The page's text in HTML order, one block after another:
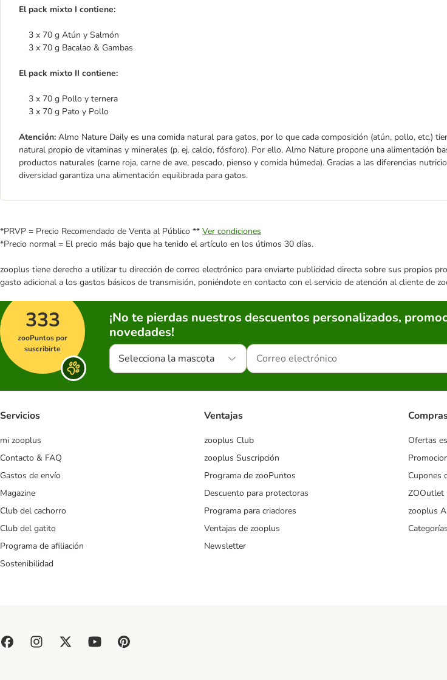
El pack mixto I contiene:
3 x 70 g Atún y Salmón
3 x 70 g Bacalao & Gambas
El pack mixto II contiene:
3 x 70 g Pollo y ternera
3 x 70 g Pato y Pollo
Atención: Almo Nature Daily es una comida natural para gatos, por lo que cada composición (atún, pollo, etc.)
natural propio de vitaminas y minerales (p. ej. calcio, fósforo). Por ello, Almo Nature propone una alimentación
productos naturales (carne roja, carne de ave, pescado, pienso y comida húmeda). Gracias a las diferencias
diversidad garantiza una alimentación equilibrada para gatos.
*PRVP = Precio Recomendado de Venta al Público ** Ver condiciones
*Precio normal = El precio más bajo que ha tenido el artículo en los útimos 30 días.
zooplus tiene derecho a utilizar tu dirección de correo electrónico para enviarte publicidad directa sobre sus propios
gasto adicional a los gastos básicos de transmisión, poniéndote en contacto con el servicio de atención al cliente de
333
zooPuntos por
suscribirte
¡No te pierdas nuestros descuentos personalizados,
novedades!
Selecciona la mascota
Servicios
mi zooplus
Contacto & FAQ
Gastos de envío
Magazine
Club del cachorro
Club del gatito
Programa de afiliación
Sostenibilidad
Ventajas
zooplus Club
zooplus Suscripción
Programa de zooPuntos
Descuento para protectoras
Programa para criadores
Ventajas de zooplus
Newsletter
Ofertas
Cupones
ZOOutlet
zooplus
Categorías